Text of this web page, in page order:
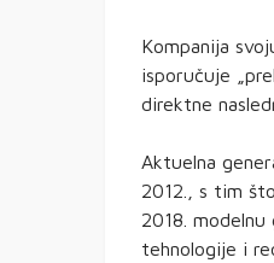
Kompanija
isporučuje
direktne
Aktuelna
2012., s tim
2018.
tehnologije i